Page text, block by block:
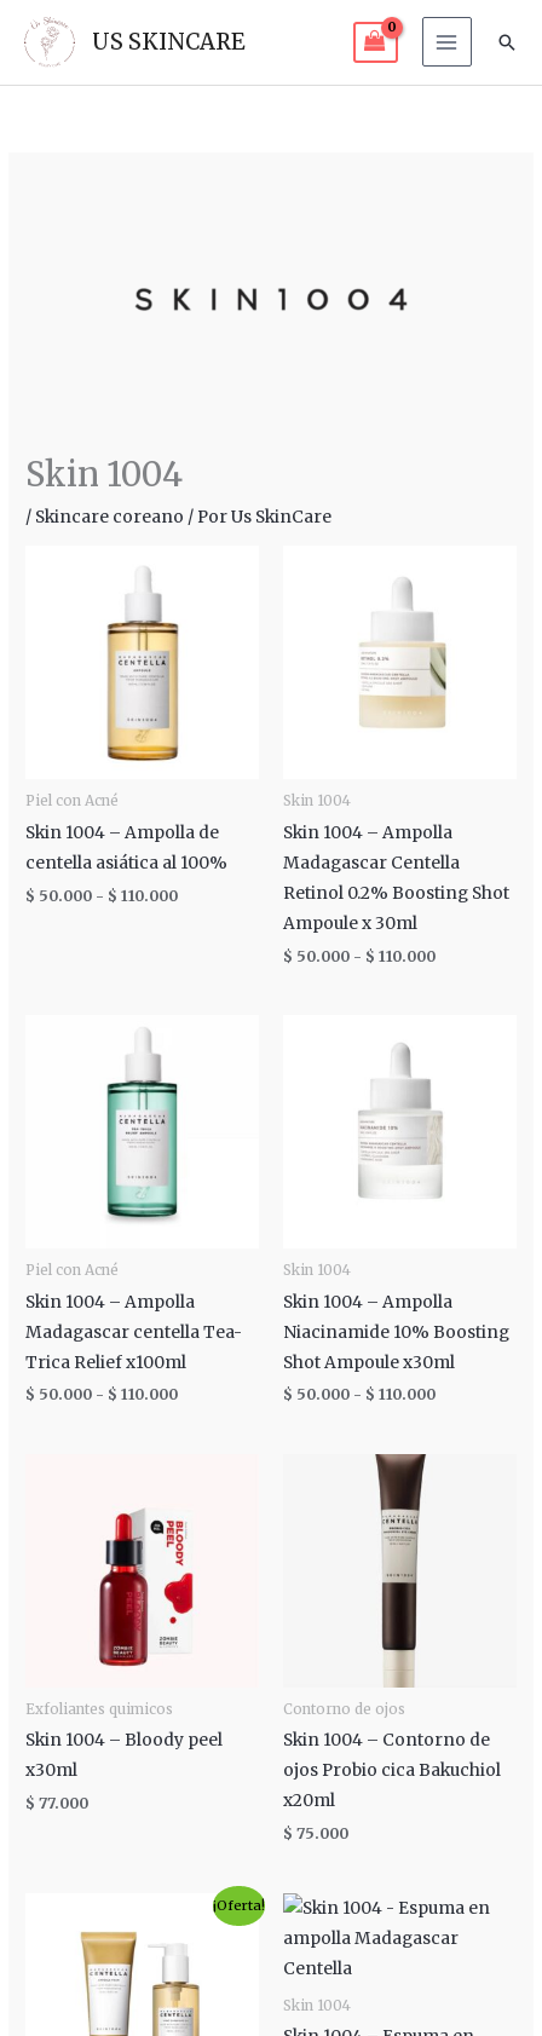
US SKINCARE
Skin 1004
/ Skincare coreano / PorUs SkinCare
Piel con Acné
Skin 1004 – Ampolla de
centella asiática al 100%
$ 50.000 - $ 110.000
$ 50.000
Skin 1004
Skin 1004 – Ampolla
Madagascar Centella
Retinol 0.2% Boosting Shot
Ampoule x 30ml
$ 50.000 - $ 110.000
hasta
$ 110.000
Piel con Acné
Skin 1004 – Ampolla
Madagascar centella Tea-
Trica Relief x100ml
$ 50.000 - $ 110.000
desde
Skin 1004
Skin 1004 – Ampolla
Niacinamide 10% Boosting
Shot Ampoule x30ml
$ 50.000 - $ 110.000
hasta
$ 110.000
Exfoliantes quimicos
Skin 1004 – Bloody peel
x30ml
$ 77.000
Contorno de ojos
Skin 1004 – Contorno de
ojos Probio cica Bakuchiol
x20ml
$ 75.000
¡Oferta!
original
era:
$ 160.000.
precio
es:
$ 140.000.
Skin 1004
Rango
de
precios: